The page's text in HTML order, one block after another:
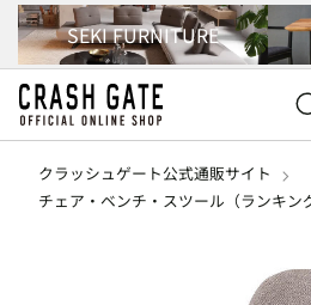
SEKI FURNITURE
クラッシュゲート公式通販サイト
チェア・ベンチ・スツール（ランキン